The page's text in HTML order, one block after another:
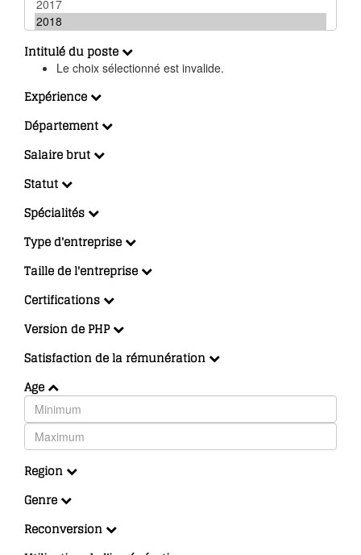
Intitulé du poste
Le choix sélectionné est invalide.
Expérience
Département
Salaire brut
Statut
Spécialités
Type d'entreprise
Taille de l'entreprise
Certifications
Version de PHP
Satisfaction de la rémunération
Age
Region
Genre
Reconversion